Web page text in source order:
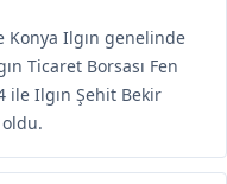
Konya Ilgın genelinde
Ticaret Borsası Fen
ile Ilgın Şehit Bekir